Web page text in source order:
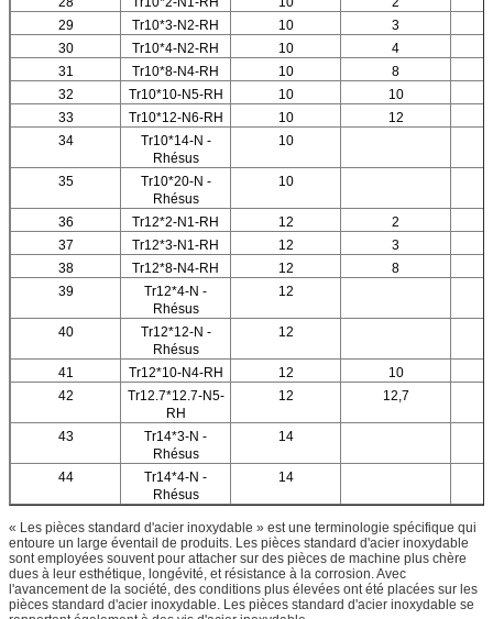
29
Tr10*3-N2-RH 10
3
30
Tr10*4-N2-RH 10
4
31
Tr10*8-N4-RH 10
8
32
Tr10*10-N5-RH 10
10
33
Tr10*12-N6-RH 10
12
34
Tr10*14-N -
Rhésus
10
35
Tr10*20-N -
Rhésus
10
36 Tr12*2-N1-RH 12
2
37
Tr12*3-N1-RH 12
3
38
Tr12*8-N4-RH 12
8
39
Tr12*4-N -
Rhésus
12
40
Tr12*12-N -
Rhésus
12
41 Tr12*10-N4-RH 12
10
42
Tr12.7*12.7-N5-
RH
12 12,7
43
Tr14*3-N -
Rhésus
14
44
Tr14*4-N -
Rhésus
14
« Les pièces standard d'acier inoxydable » est une terminologie spécifique qui
entoure un large éventail de produits. Les pièces standard d'acier inoxydable
sont employées souvent pour attacher sur des pièces de machine plus chère
dues à leur esthétique, longévité, et résistance à la corrosion. Avec
l'avancement de la société, des conditions plus élevées ont été placées sur les
pièces standard d'acier inoxydable. Les pièces standard d'acier inoxydable se